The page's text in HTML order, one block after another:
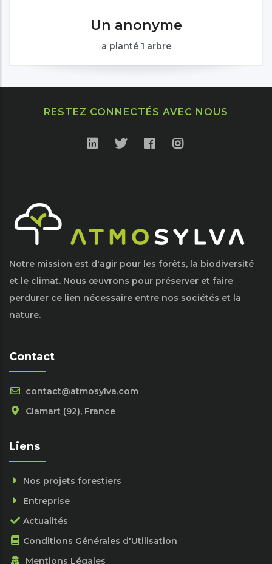
Un anonyme
a planté 1 arbre
RESTEZ CONNECTÉS AVEC NOUS
Notre mission est d'agir pour les forêts, la biodiversité
et le climat. Nous œuvrons pour préserver et faire
perdurer ce lien nécessaire entre nos sociétés et la
nature.
Contact
contact@atmosylva.com
Clamart (92), France
Liens
Nos projets forestiers
Entreprise
Actualités
Conditions Générales d'Utilisation
Mentions Légales